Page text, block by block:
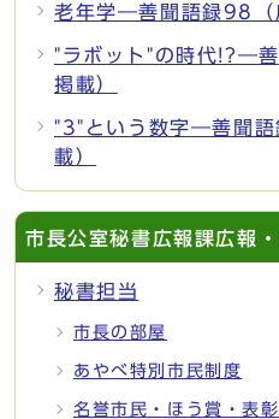
老年学―善聞語録98（
"ラボット"の時代!?―
掲載）
"3"という数字―善聞
載）
市長公室秘書広報課広報
秘書担当
市長の部屋
あやべ特別市民制度
名誉市民・ほう賞・表彰